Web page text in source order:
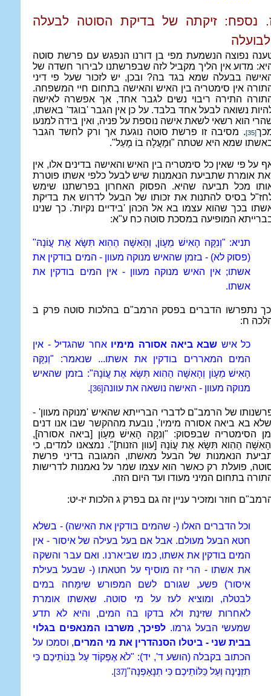
נספח: זיקתה של בדיקת הסוטה לבעלה
נפוצה הנשמעת מפי בן דורנו הנפגש עם פרשת סוטה
מדוע אין הליך מקביל לזה שבפרשתנו לבירור חשדה של
בבעלה שמא בגד בה? ובכן, יש לזכור שעל פי דיני
אין סימטריה בין האיש והאישה בתחום חיי המשפחה.
התירה ריבוי נשים לגבר אחד, אך אפשרה לאישה
נשואה לבעל אחד בלבד. על כן אין הגבר 'בוגד' באשתו,
הוא רשאי לשאת אישה נוספת על פניה, ואין בידה למנעו
[35]. מסיבה זו פרשת סוטה נוגעת אך ורק לחשד הגבר
שמא היא שטתה "וּמָעֲלָה בוֹ מָעַל".
על פי שאין כל סימטריה בין האיש והאישה בדינים אלו, אין
אומרת שתביעת הנאמנות שיש לבעל כלפי אשתו פוטרת
מכל תביעה שהיא. הפסוק האחרון בפרשתנו שימש
בסיס להתנות את זכותו של הבעל לדרוש את בדיקת
בכך שהוא עצמו בא אל הכהן 'בידיים נקיות'. כך שנינו
המופיעה במסכת סוטה כח ע"א:
תניא: "וְנִקָּה הָאִישׁ מֵעָוֹן, וְהָאִשָּׁה הַהִוא תִּשָּׂא אֶת עֲוֹנָהּ"
(פסוק לא) - בזמן שהאיש מנוקה מעוון - המים בודקין את
אשתו; אין האיש מנוקה מעוון - אין המים בודקין את
אשתו.
נתפרשו הדברים בפסק הרמב"ם בהלכות סוטה פרק ב
ח:
כל איש שבא ביאה אסורה מימיו אחר שהגדיל - אין
המים המאררים בודקין את אשתו... שנאמר: "וְנִקָּה
הָאִישׁ מֵעָוֹן וְהָאִשָּׁה הַהִוא תִּשָּׂא אֶת עֲוֹנָהּ": בזמן שהאיש
מנוקה מעוון - האישה נושאה את עוונה[36]
.
של הרמב"ם לדברי הברייתא שהאיש 'מנוקה מעוון' -
בא ביאה אסורה מימיו', נובעת מההקשר שבו אנו דנים
הסימטריה שבפסוק: "וְנִקָּה הָאִישׁ מֵעָוֹן [ביאה אסורה],
הַהִוא תִּשָּׂא אֶת עֲוֹנָהּ [עוון הזנות]". נמצאנו למדים, כי
הנאמנות של הבעל מאשתו, המגובה בדיני פרשת
פועלת רק כאשר הוא עצמו שמר על נאמנות לדרישות
בתחום המיני מעודו ועד היום הזה.
חוזר ומזכיר עניין זה גם בפרק ג הלכות יז-יט:
וכל הדברים האלו (- שהמים בודקין את האישה) - בשלא
חטא הבעל מעולם. אבל אם בעל בעילה של איסור - אין
המים בודקין את אשתו,כמו שביארנו. ואם עבר והשקה
את אשתו - הרי זה מוסיף על חטאתו (- שבעל בעילת
איסור) פשע, שגורם לשם המפורש שיִמָּחה במים
לבטלה, ומוציא לעז על מי סוטה. שאשתו אומרת
לאחרות שזינַת ולא בדקו בה המים, והיא לא תדע
שמעשי הבעל גרמו. לפיכך, משרבו המנאפים בגלוי
בבית שני - ביטלו הסנהדרין את מי המרים, וסמכו על
הכתוב בקבלה (הושע ד', יד): "לֹא אֶפְקוֹד עַל בְּנוֹתֵיכֶם כִּי
תִזְנֶינָה וְעַל כַּלּוֹתֵיכֶם כִּי תְנָאַפְנָה"[37]
.